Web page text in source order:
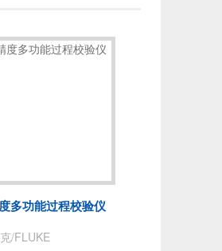
KERR
克
多功能过程校验仪
/FLUKE